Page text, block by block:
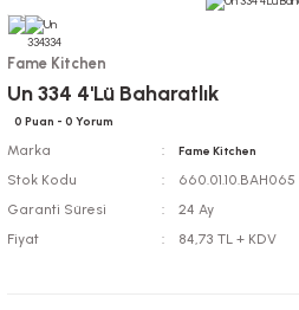
Fame Kitchen
Un 334 4'Lü Baharatlık
0 Puan - 0 Yorum
Marka Fame Kitchen
Stok Kodu
660.01.10.BAH065
Garanti Süresi
24 Ay
Fiyat
84,73 TL + KDV